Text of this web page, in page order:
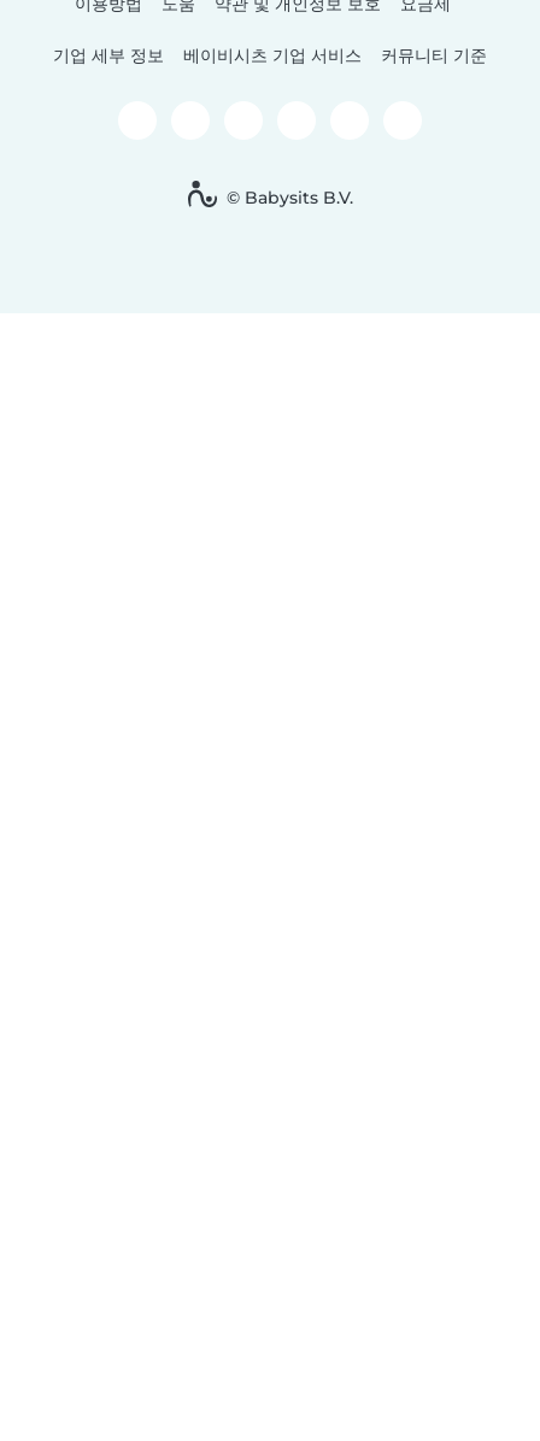
기업 세부 정보 베이비시츠 기업 서비스 커뮤니티 기준
© Babysits B.V.